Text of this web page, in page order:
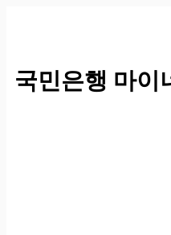
건국민은행 마이